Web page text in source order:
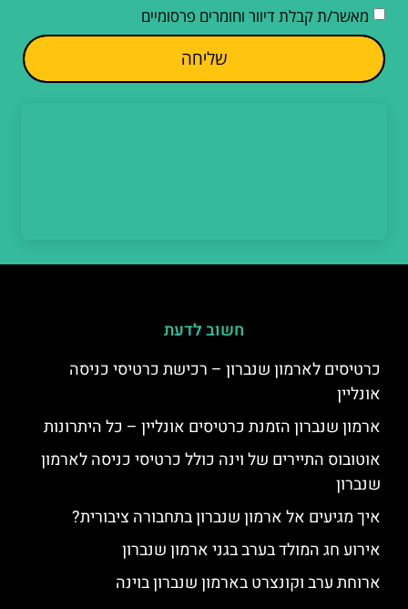
מאשר/ת קבלת דיוור וחומרים פרסומיים
שליחה
חשוב לדעת
כרטיסים לארמון שנברון – רכישת כרטיסי כניסה
אונליין
ארמון שנברון הזמנת כרטיסים אונליין – כל היתרונות
אוטובוס התיירים של וינה כולל כרטיסי כניסה לארמון
שנברון
איך מגיעים אל ארמון שנברון בתחבורה ציבורית?
אירוע חג המולד בערב בגני ארמון שנברון
ארוחת ערב וקונצרט בארמון שנברון בוינה